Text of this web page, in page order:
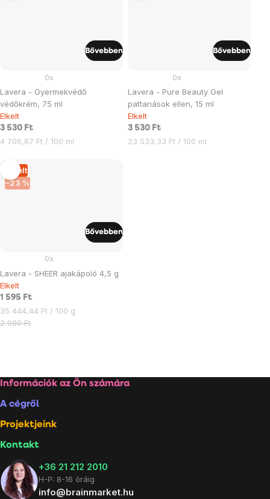
Lavera - Gyermekvédő
védőkrém, 75 ml
0x
Elkelt
3 530 Ft
Egységár:
4 706,67 Ft / 100 ml
Bővebben
Lavera - Pure Beauty Gel
pattanások ellen, 15 ml
0x
Elkelt
3 530 Ft
Egységár:
23 533,33 Ft / 100 ml
Bővebben
Elkelt
–23 %
Lavera - SHEER ajakápoló 4,5 g
0x
Elkelt
1 595 Ft
Egységár:
35 444,44 Ft / 100 g
2 080 Ft
Bővebben
elemei
Lábléc
Információk az Ön számára
A cégről
Projektjeink
Kontakt
+36 21 212 2010
H-P: 8-16 óráig
info@brainmarket.hu